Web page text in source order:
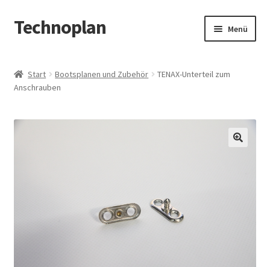
Zur
Navigation
Zum
Inhalt
Technoplan Menü
AGB
Datenschutzerklärung
Start Bootsplanen und Zubehör
TENAX-Unterteil zum
Anschrauben